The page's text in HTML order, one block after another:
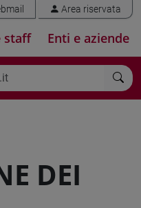
Area riservata
staff Enti e aziende
DEI